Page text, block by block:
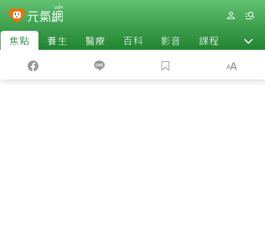
焦點 養生 醫療 百科 影音 課程 退休